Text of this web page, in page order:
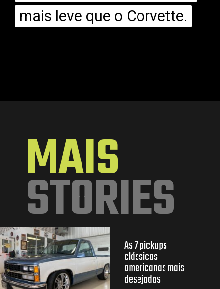
mais leve que o Corvette.
mais leve que o Corvette.
MAIS
STORIES
As 7 pickups
clássicas
americanas mais
desejadas